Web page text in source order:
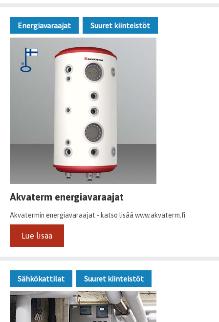
Energiavaraajat Suuret kiinteistöt
Akvaterm energiavaraajat
Akvatermin energiavaraajat - katso lisää www.akvaterm.fi.
Lue lisää
Sähkökattilat Suuret kiinteistöt